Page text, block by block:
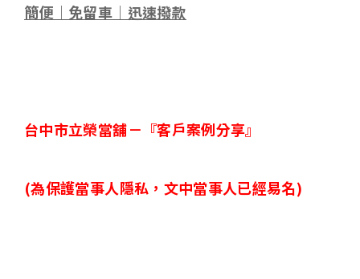
簡便｜免留車｜迅速撥款
台中市立榮當舖－ 『客戶案例分享』
(為保護當事人隱私，文中當事人已經易名)